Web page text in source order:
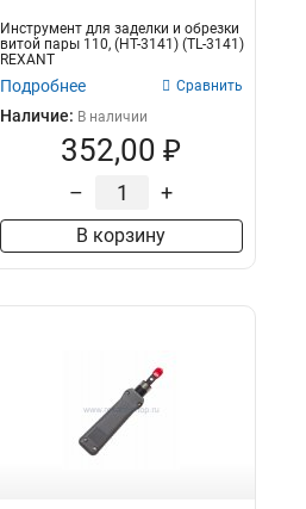
Инструмент для заделки и обрезки
витой пары 110, (HT-3141) (TL-3141)
REXANT
Подробнее Сравнить
Наличие: В наличии
352,00 ₽
– +
В корзину